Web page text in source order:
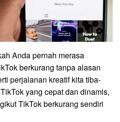
Anda pernah merasa
berkurang tanpa alasan
perjalanan kreatif kita tiba-
yang cepat dan dinamis,
TikTok berkurang sendiri